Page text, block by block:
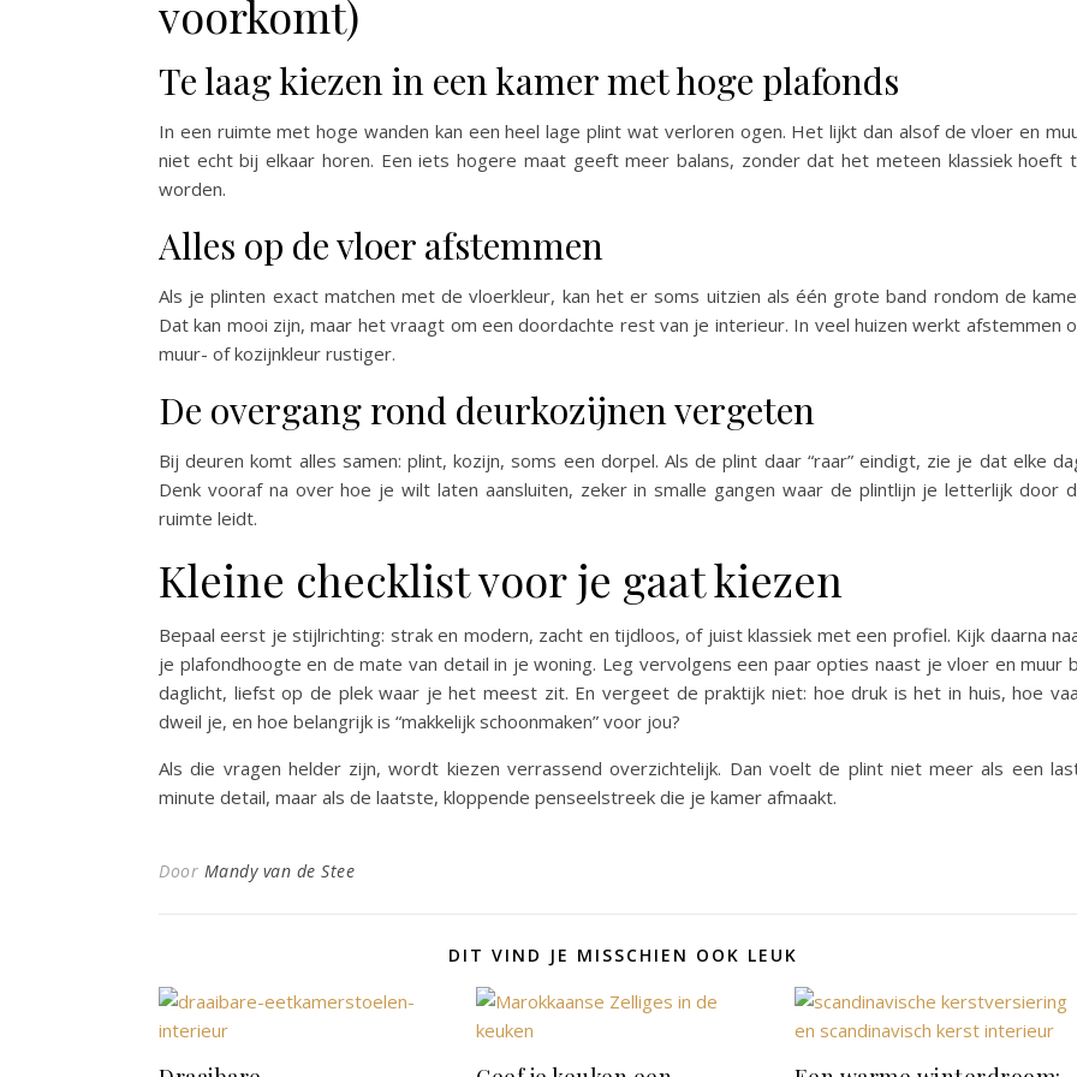
voorkomt)
Te laag kiezen in een kamer met hoge plafonds
In een ruimte met hoge wanden kan een heel lage plint wat verloren ogen. Het lijkt dan alsof de vloer en
niet echt bij elkaar horen. Een iets hogere maat geeft meer balans, zonder dat het meteen klassiek hoeft
worden.
Alles op de vloer afstemmen
Als je plinten exact matchen met de vloerkleur, kan het er soms uitzien als één grote band rondom de
Dat kan mooi zijn, maar het vraagt om een doordachte rest van je interieur. In veel huizen werkt afstemmen
muur- of kozijnkleur rustiger.
De overgang rond deurkozijnen vergeten
Bij deuren komt alles samen: plint, kozijn, soms een dorpel. Als de plint daar “raar” eindigt, zie je dat elke
Denk vooraf na over hoe je wilt laten aansluiten, zeker in smalle gangen waar de plintlijn je letterlijk door
ruimte leidt.
Kleine checklist voor je gaat kiezen
Bepaal eerst je stijlrichting: strak en modern, zacht en tijdloos, of juist klassiek met een profiel. Kijk daarna
je plafondhoogte en de mate van detail in je woning. Leg vervolgens een paar opties naast je vloer en muur
daglicht, liefst op de plek waar je het meest zit. En vergeet de praktijk niet: hoe druk is het in huis, hoe
dweil je, en hoe belangrijk is “makkelijk schoonmaken” voor jou?
Als die vragen helder zijn, wordt kiezen verrassend overzichtelijk. Dan voelt de plint niet meer als een
minute detail, maar als de laatste, kloppende penseelstreek die je kamer afmaakt.
Door Mandy van de Stee
DIT VIND JE MISSCHIEN OOK LEUK